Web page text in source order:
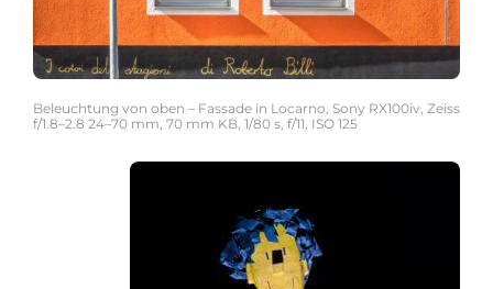
Beleuchtung von oben – Fassade in Locarno, Sony RX100iv, Zeiss
f/1.8–2.8 24–70 mm, 70 mm KB, 1/80 s, f/11, ISO 125